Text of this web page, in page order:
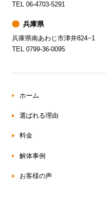
TEL 06-4703-5291
兵庫県
兵庫県南あわじ市津井824−1
TEL 0799-36-0095
ホーム
選ばれる理由
料金
解体事例
お客様の声